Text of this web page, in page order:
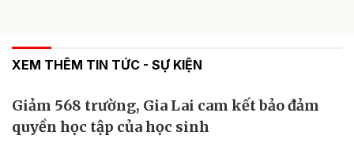
XEM THÊM TIN TỨC - SỰ KIỆN
Giảm 568 trường, Gia Lai cam kết bảo đảm
quyền học tập của học sinh